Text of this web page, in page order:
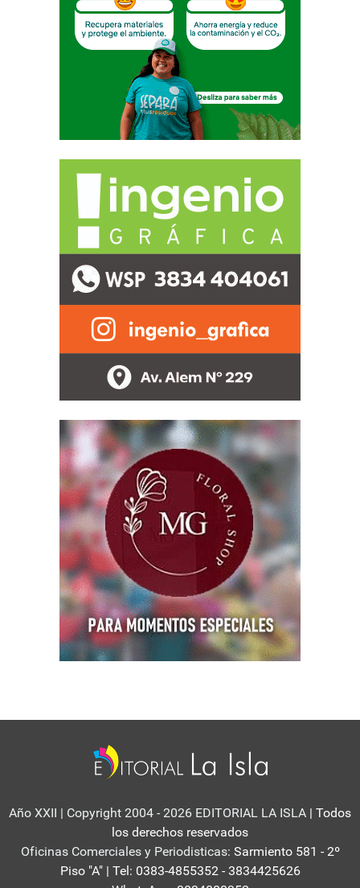
Año XXII | Copyright 2004 - 2026 EDITORIAL LA ISLA | Todos
los derechos reservados
Oficinas Comerciales y Periodisticas: Sarmiento 581 - 2º
Piso "A" | Tel: 0383-4855352 - 3834425626